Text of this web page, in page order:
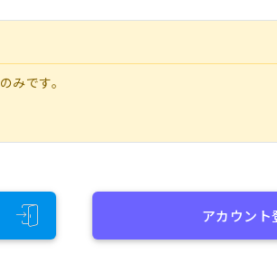
のみです。
アカウント